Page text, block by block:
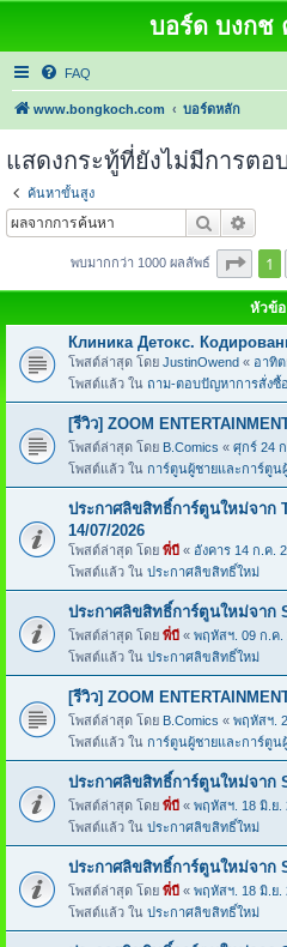
บอร์ด บงกช
FAQ
www.bongkoch.com บอร์ดหลัก
แสดงกระทู้ที่ยังไม่มีการตอ
ค้นหาขั้นสูง
ค้นหา
พบมากกว่า 1000 ผลลัพธ์ หน้า1
หัวข้อ
Клиника Детокс.
โพสต์ล่าสุด โดย JustinOwend « อาทิต
โพสต์แล้ว ใน ถาม-ตอบปัญหาการสั่งซื้
[รีวิว] ZOOM
โพสต์ล่าสุด โดย B.Comics « ศุกร์ 24
โพสต์แล้ว ใน การ์ตูนผู้ชายและการ์ตูน
ประกาศลิขสิทธิ์การ์ตูนใหม่จาก
14/07/2026
โพสต์ล่าสุด โดย พี่บี « อังคาร 14 ก.ค.
โพสต์แล้ว ใน ประกาศลิขสิทธิ์ใหม่
ประกาศลิขสิทธิ์การ์ตูนใหม่จาก
โพสต์ล่าสุด โดย พี่บี « พฤหัสฯ. 09 ก.ค.
โพสต์แล้ว ใน ประกาศลิขสิทธิ์ใหม่
[รีวิว] ZOOM
โพสต์ล่าสุด โดย B.Comics « พฤหัสฯ.
โพสต์แล้ว ใน การ์ตูนผู้ชายและการ์ตูน
ประกาศลิขสิทธิ์การ์ตูนใหม่จาก
โพสต์ล่าสุด โดย พี่บี « พฤหัสฯ. 18 มิ.ย.
โพสต์แล้ว ใน ประกาศลิขสิทธิ์ใหม่
ประกาศลิขสิทธิ์การ์ตูนใหม่จาก
โพสต์ล่าสุด โดย พี่บี « พฤหัสฯ. 18 มิ.ย.
โพสต์แล้ว ใน ประกาศลิขสิทธิ์ใหม่